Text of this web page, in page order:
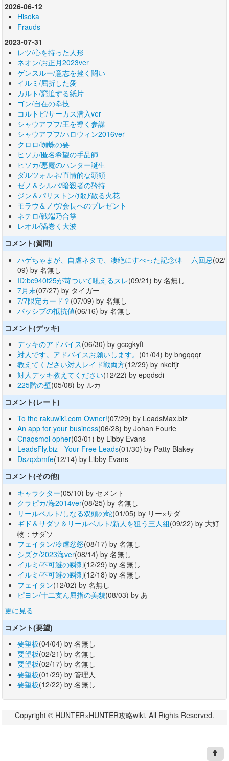
2026-06-12
Hisoka
Frauds
2023-07-31
レツ/心を持った人形
ネオン/お正月2023ver
ゲンスルー/意志を挫く闘い
イルミ/屈折した愛
カルト/窮追する紙片
ゴン/自在の拳技
コルトピ/サーカス潜入ver
シャウアプフ/王を導く参謀
シャウアプフ/ハロウィン2016ver
クロロ/蜘蛛の要
ヒソカ/匿名希望の手品師
ヒソカ/悪魔のハンター誕生
ダルツォルネ/直情的な頭領
ゼノ＆シルバ/暗殺者の矜持
ジン＆パリストン/飛び散る火花
モラウ＆ノヴ/会長へのプレゼント
ネテロ/戦端乃合掌
レオル/渦巻く大波
コメント(質問)
ハゲちゃまが、自虐ネタで、凄絶にすべった記念碑 六回忌(02/
09) by 名無し
ID:bc940f25が苛ついて吼えるスレ(09/21) by 名無し
7月末(07/27) by タイガー
7/7限定カード？ (07/09) by 名無し
パッシブの抵抗値(06/16) by 名無し
コメント(デッキ)
デッキのアドバイス(06/30) by gccgkyft
対人です。アドバイスお願いします。 (01/04) by bngqqqr
教えてください対人レイド戦両方(12/29) by nkeltjr
対人デッキ教えてください(12/22) by epqdsdi
225階の壁(05/08) by ルカ
コメント(レート)
To the rakuwiki.com Owner!(07/29) by LeadsMax.biz
An app for your business(06/28) by Johan Fourie
Cnaqsmoi opher(03/01) by Libby Evans
LeadsFly.biz - Your Free Leads(01/30) by Patty Blakey
Dszqxbmfe(12/14) by Libby Evans
コメント(その他)
キャラクター(05/10) by セメント
クラピカ/海2014ver(08/25) by 名無し
リールベルト/しなる双頭の蛇(01/05) by リー×サダ
ギド＆サダソ＆リールベルト/新人を狙う三人組(09/22) by 大好
物：サダソ
フェイタン/冷虐忿怒(08/17) by 名無し
シズク/2023海ver(08/14) by 名無し
イルミ/不可避の瞬刺(12/29) by 名無し
イルミ/不可避の瞬刺(12/18) by 名無し
フェイタン(12/02) by 名無し
ピヨン/十二支ん屈指の美貌(08/03) by あ
更に見る
コメント(要望)
要望板(04/04) by 名無し
要望板(02/21) by 名無し
要望板(02/17) by 名無し
要望板(01/29) by 管理人
要望板(12/22) by 名無し
Copyright © HUNTER×HUNTER攻略wiki. All Rights Reserved.